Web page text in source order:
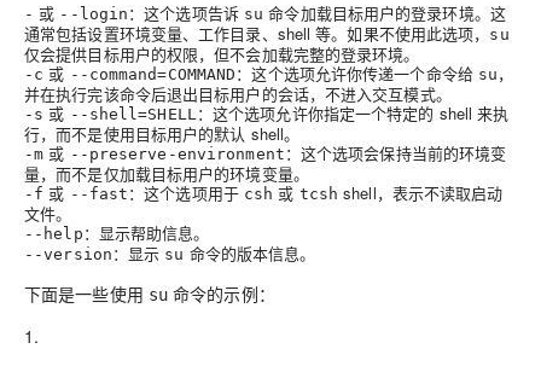
- 或 --login ：这个选项告诉 su 命令加载目标用户的登录环境。这
通常包括设置环境变量、工作目录、shell 等。如果不使用此选项， su
仅会提供目标用户的权限，但不会加载完整的登录环境。
-c 或 --command=COMMAND ：这个选项允许你传递一个命令给 su ，
并在执行完该命令后退出目标用户的会话，不进入交互模式。
-s 或 --shell=SHELL：这个选项允许你指定一个特定的 shell 来执
行，而不是使用目标用户的默认 shell。
-m 或 --preserve-environment ：这个选项会保持当前的环境变
量，而不是仅加载目标用户的环境变量。
-f 或 --fast ：这个选项用于 csh 或 tcsh shell，表示不读取启动
文件。
--help ：显示帮助信息。
--version ：显示 su 命令的版本信息。
下面是一些使用 su 命令的示例：
1.